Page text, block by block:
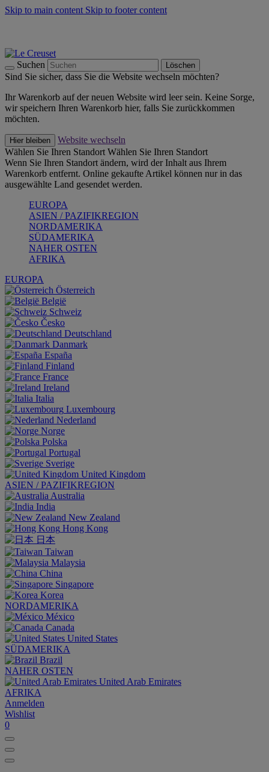
Skip to main content Skip to footer content
Suchen Löschen
Sind Sie sicher, dass Sie die Website wechseln möchten?
Ihr Warenkorb auf der neuen Website wird leer sein. Keine Sorge,
wir speichern Ihren Warenkorb hier, falls Sie zurückkommen
möchten.
Hier bleiben
Website wechseln
Wählen Sie Ihren Standort Wählen Sie Ihren Standort
Wenn Sie Ihren Standort ändern, wird der Inhalt aus Ihrem
Warenkorb entfernt. Online gekaufte Artikel können nur in das
ausgewählte Land gesendet werden.
EUROPA
ASIEN / PAZIFIKREGION
NORDAMERIKA
SÜDAMERIKA
NAHER OSTEN
AFRIKA
EUROPA
Österreich
België
Schweiz
Česko
Deutschland
Danmark
España
Finland
France
Ireland
Italia
Luxembourg
Nederland
Norge
Polska
Portugal
Sverige
United Kingdom
ASIEN / PAZIFIKREGION
Australia
India
New Zealand
Hong Kong
日本
Taiwan
Malaysia
China
Singapore
Korea
NORDAMERIKA
México
Canada
United States
SÜDAMERIKA
Brazil
NAHER OSTEN
United Arab Emirates
AFRIKA
Anmelden
Wishlist
0